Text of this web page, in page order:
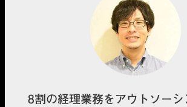
8割の経理業務をアウトソーシ